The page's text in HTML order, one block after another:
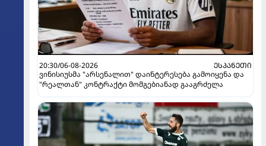
20:30/06-08-2026
ᲔᲡᲞᲐᲜᲔᲗᲘ
ვინისიუსმა "არსენალით" დაინტერესება გამოიყენა და
"რეალთან" კონტრაქტი მომგებიანად გააგრძელა